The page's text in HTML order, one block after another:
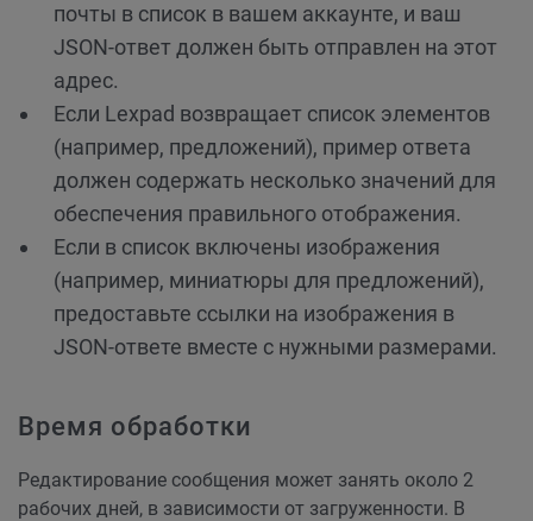
почты в список в вашем аккаунте, и ваш
JSON-ответ должен быть отправлен на этот
адрес.
Если Lexpad возвращает список элементов
(например, предложений), пример ответа
должен содержать несколько значений для
обеспечения правильного отображения.
Если в список включены изображения
(например, миниатюры для предложений),
предоставьте ссылки на изображения в
JSON-ответе вместе с нужными размерами.
Время обработки
Редактирование сообщения может занять около 2
рабочих дней, в зависимости от загруженности. В